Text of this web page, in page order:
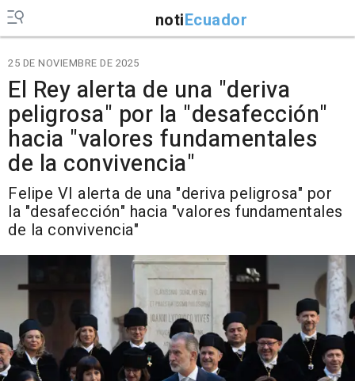
notiEcuador
25 DE NOVIEMBRE DE 2025
El Rey alerta de una "deriva
peligrosa" por la "desafección"
hacia "valores fundamentales
de la convivencia"
Felipe VI alerta de una "deriva peligrosa" por
la "desafección" hacia "valores fundamentales
de la convivencia"